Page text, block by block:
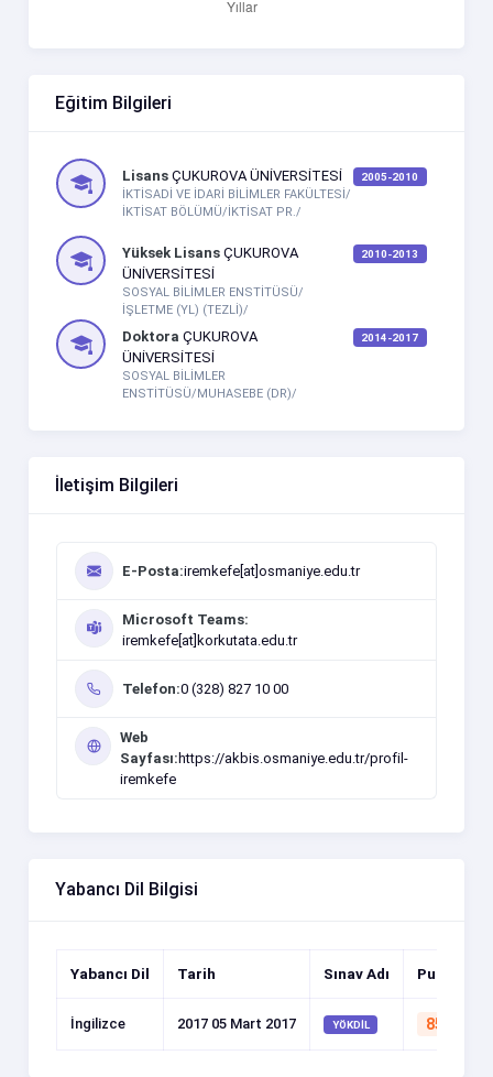
Eğitim Bilgileri
LisansÇUKUROVA ÜNİVERSİTESİ
İKTİSADİ VE İDARİ BİLİMLER FAKÜLTESİ/
İKTİSAT BÖLÜMÜ/İKTİSAT PR./
2005-2010
Yüksek LisansÇUKUROVA
ÜNİVERSİTESİ
SOSYAL BİLİMLER ENSTİTÜSÜ/
İŞLETME (YL) (TEZLİ)/
2010-2013
DoktoraÇUKUROVA
ÜNİVERSİTESİ
SOSYAL BİLİMLER
ENSTİTÜSÜ/MUHASEBE (DR)/
2014-2017
İletişim Bilgileri
E-Posta:iremkefe[at]osmaniye.edu.tr
Microsoft Teams:
iremkefe[at]korkutata.edu.tr
Telefon:0 (328) 827 10 00
Web
Sayfası: https://akbis.osmaniye.edu.tr/profil-
iremkefe
Yabancı Dil Bilgisi
Yabancı Dil Tarih Sınav Adı Puan
İngilizce 2017 05 Mart 2017 YÖKDİL 85.0